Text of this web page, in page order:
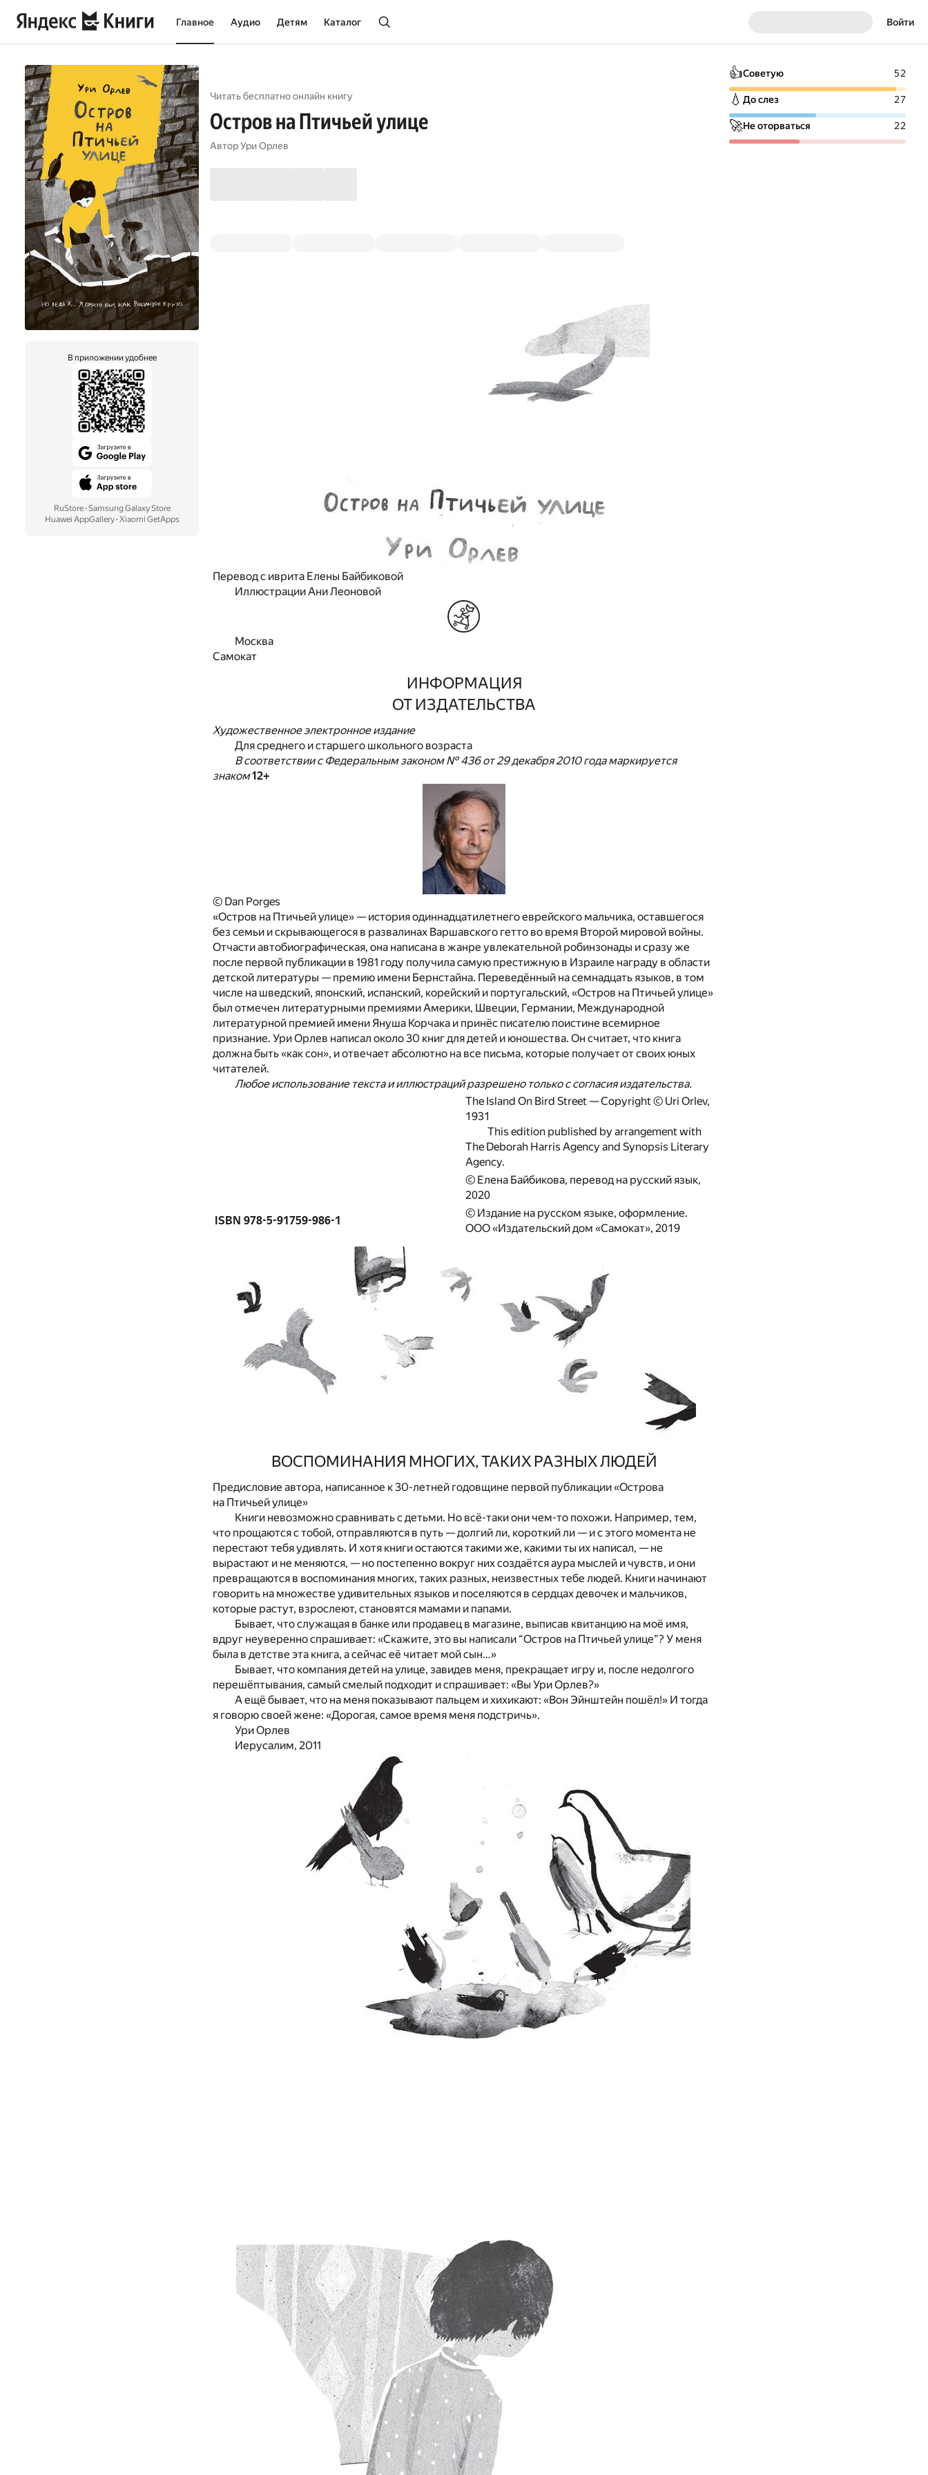
Главное Аудио Детям Каталог Войти
В приложении удобнее
RuStore· Samsung Galaxy Store
Huawei AppGallery· Xiaomi GetApps
Читать бесплатно онлайн книгу
Остров на Птичьей улице
АвторУри Орлев
Перевод с иврита Елены Байбиковой
Иллюстрации Ани Леоновой
Москва
Самокат
ИНФОРМАЦИЯ
ОТ ИЗДАТЕЛЬСТВА
Художественное электронное издание
Для среднего и старшего школьного возраста
В соответствии с Федеральным законом № 436 от 29 декабря 2010 года маркируется
знаком12+
© Dan Porges
«Остров на Птичьей улице» — история одиннадцатилетнего еврейского мальчика, оставшегося
без семьи и скрывающегося в развалинах Варшавского гетто во время Второй мировой войны.
Отчасти автобиографическая, она написана в жанре увлекательной робинзонады и сразу же
после первой публикации в 1981 году получила самую престижную в Израиле награду в области
детской литературы — премию имени Бернстайна. Переведённый на семнадцать языков, в том
числе на шведский, японский, испанский, корейский и португальский, «Остров на Птичьей улице»
был отмечен литературными премиями Америки, Швеции, Германии, Международной
литературной премией имени Януша Корчака и принёс писателю поистине всемирное
признание. Ури Орлев написал около 30 книг для детей и юношества. Он считает, что книга
должна быть «как сон», и отвечает абсолютно на все письма, которые получает от своих юных
читателей.
Любое использование текста и иллюстраций разрешено только с согласия издательства.
The Island On Bird Street — Copyright © Uri Orlev,
1931
This edition published by arrangement with
The Deborah Harris Agency and Synopsis Literary
Agency.
© Елена Байбикова, перевод на русский язык,
2020
ISBN 978-5-91759-986-1
© Издание на русском языке, оформление.
ООО «Издательский дом «Самокат», 2019
ВОСПОМИНАНИЯ МНОГИХ, ТАКИХ РАЗНЫХ ЛЮДЕЙ
Предисловие автора, написанное к 30-летней годовщине первой публикации «Острова
на Птичьей улице»
Книги невозможно сравнивать с детьми. Но всё-таки они чем-то похожи. Например, тем,
что прощаются с тобой, отправляются в путь — долгий ли, короткий ли — и с этого момента не
перестают тебя удивлять. И хотя книги остаются такими же, какими ты их написал, — не
вырастают и не меняются, — но постепенно вокруг них создаётся аура мыслей и чувств, и они
превращаются в воспоминания многих, таких разных, неизвестных тебе людей. Книги начинают
говорить на множестве удивительных языков и поселяются в сердцах девочек и мальчиков,
которые растут, взрослеют, становятся мамами и папами.
Бывает, что служащая в банке или продавец в магазине, выписав квитанцию на моё имя,
вдруг неуверенно спрашивает: «Скажите, это вы написали “Остров на Птичьей улице”? У меня
была в детстве эта книга, а сейчас её читает мой сын…»
Бывает, что компания детей на улице, завидев меня, прекращает игру и, после недолгого
перешёптывания, самый смелый подходит и спрашивает: «Вы Ури Орлев?»
А ещё бывает, что на меня показывают пальцем и хихикают: «Вон Эйнштейн пошёл!» И тогда
я говорю своей жене: «Дорогая, самое время меня подстричь».
Ури Орлев
Иерусалим, 2011
👍Советую 52
💧 До слез 27
🚀Не оторваться 22